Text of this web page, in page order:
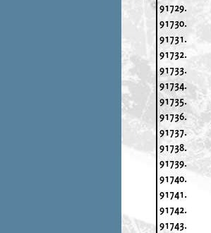
91729.
91730.
91731.
91732.
91733.
91734.
91735.
91736.
91737.
91738.
91739.
91740.
91741.
91742.
91743.